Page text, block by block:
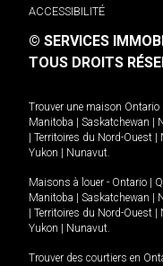
ACCESSIBILITÉ
© SERVICES
TOUS DROITS
Trouver une maison Ontario
Manitoba
Saskatchewan
Territoires du Nord-Ouest
Yukon
Nunavut.
Maisons à louer - Ontario
Manitoba
Saskatchewan
Territoires du Nord-Ouest
Yukon
Nunavut.
Trouver des courtiers en